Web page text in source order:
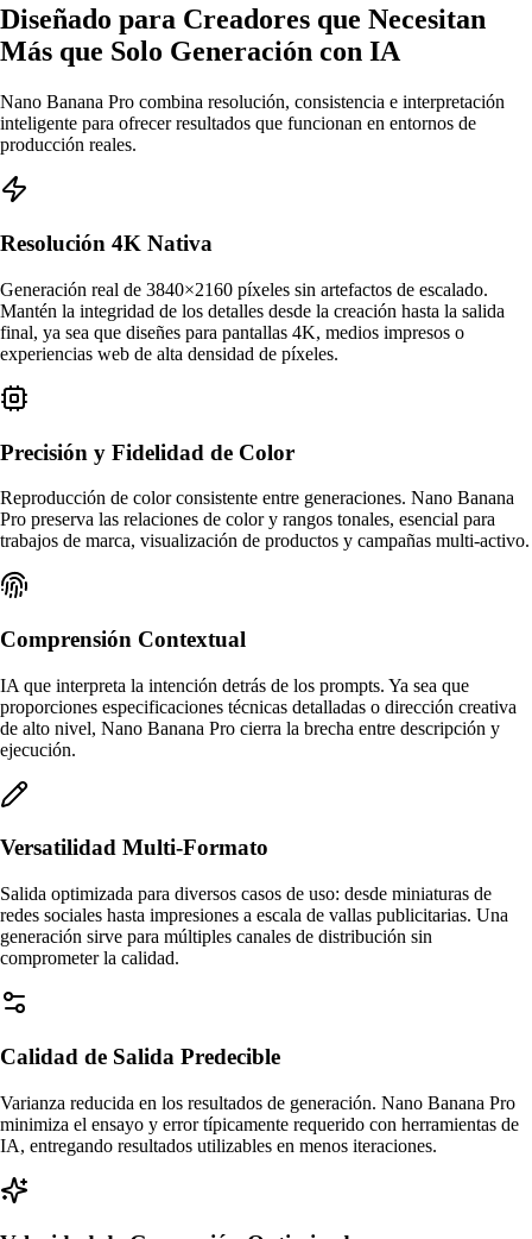
Diseñado para Creadores que Necesitan
Más que Solo Generación con IA
Nano Banana Pro combina resolución, consistencia e interpretación
inteligente para ofrecer resultados que funcionan en entornos de
producción reales.
Resolución 4K Nativa
Generación real de 3840×2160 píxeles sin artefactos de escalado.
Mantén la integridad de los detalles desde la creación hasta la salida
final, ya sea que diseñes para pantallas 4K, medios impresos o
experiencias web de alta densidad de píxeles.
Precisión y Fidelidad de Color
Reproducción de color consistente entre generaciones. Nano Banana
Pro preserva las relaciones de color y rangos tonales, esencial para
trabajos de marca, visualización de productos y campañas multi-activo.
Comprensión Contextual
IA que interpreta la intención detrás de los prompts. Ya sea que
proporciones especificaciones técnicas detalladas o dirección creativa
de alto nivel, Nano Banana Pro cierra la brecha entre descripción y
ejecución.
Versatilidad Multi-Formato
Salida optimizada para diversos casos de uso: desde miniaturas de
redes sociales hasta impresiones a escala de vallas publicitarias. Una
generación sirve para múltiples canales de distribución sin
comprometer la calidad.
Calidad de Salida Predecible
Varianza reducida en los resultados de generación. Nano Banana Pro
minimiza el ensayo y error típicamente requerido con herramientas de
IA, entregando resultados utilizables en menos iteraciones.